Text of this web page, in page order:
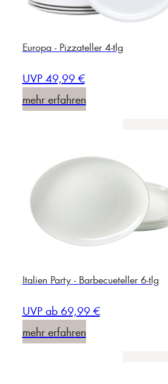
Europa - Pizzateller 4-tlg
UVP 49,99 €
mehr erfahren
Italien Party - Barbecueteller 6-tlg
UVP ab 69,99 €
mehr erfahren